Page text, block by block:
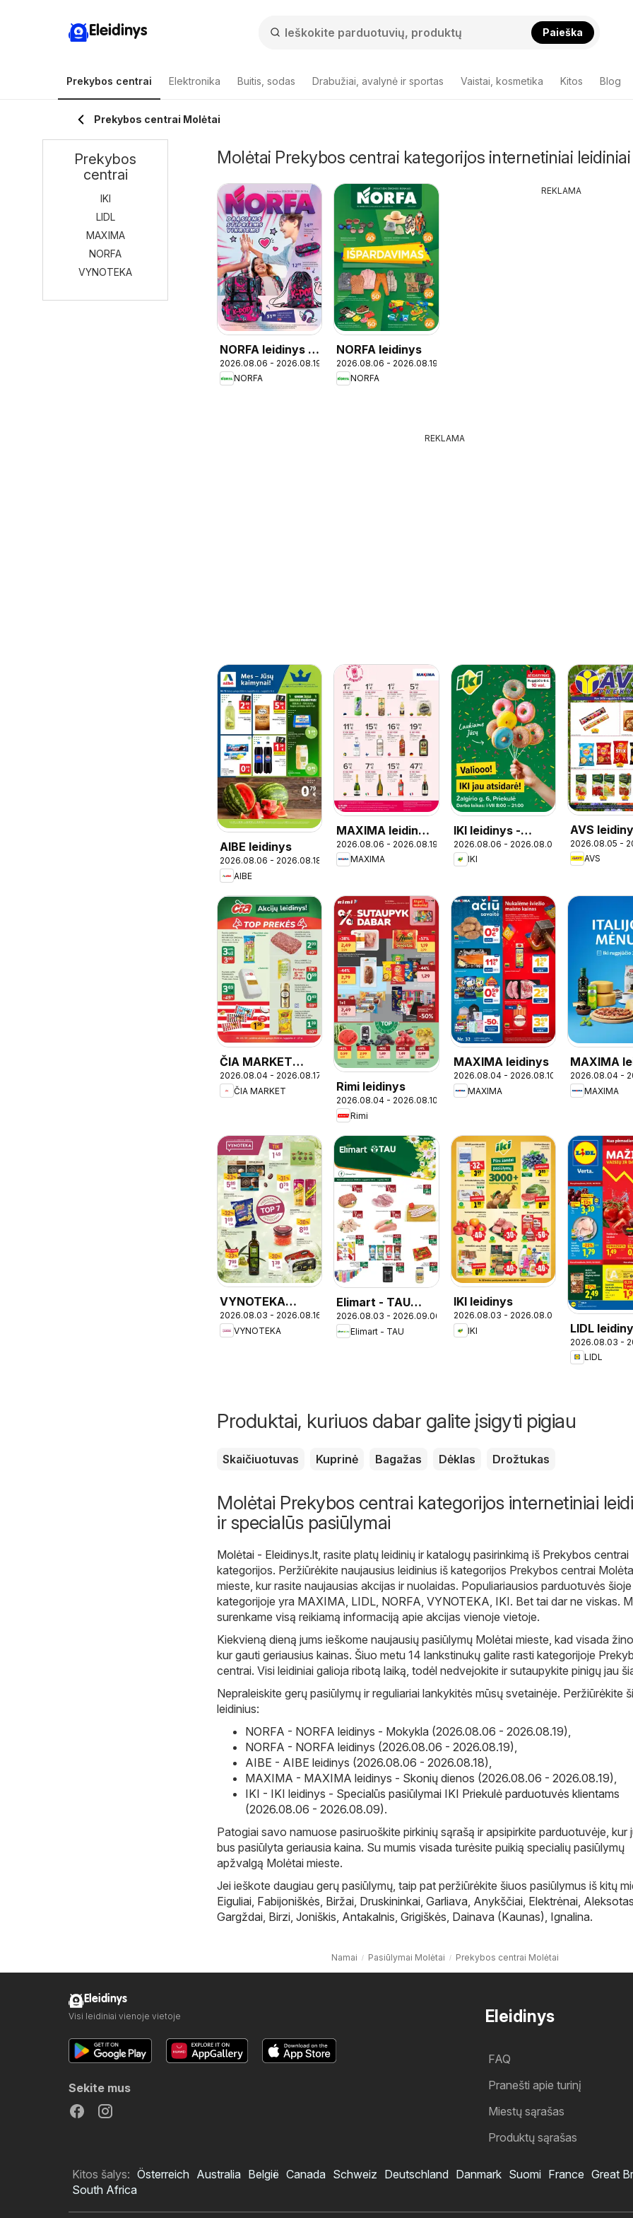
Eleidinys Paieška
Prekybos centrai Elektronika Buitis, sodas Drabužiai, avalynė ir sportas Vaistai, kosmetika Kitos Blog
Prekybos centrai Molėtai
Molėtai Prekybos centrai kategorijos internetiniai leidiniai
NORFA leidinys -
Mokykla
2026.08.06 - 2026.08.19
NORFA
NORFA leidinys
2026.08.06 - 2026.08.19
NORFA
REKLAMA
REKLAMA
AIBE leidinys
2026.08.06 - 2026.08.18
AIBE
MAXIMA leidinys
- Skonių dienos
2026.08.06 - 2026.08.19
MAXIMA
IKI leidinys -
Specialūs
pasiūlymai IKI
parduotuvės
klientams
2026.08.06 - 2026.08.09
IKI
AVS
2026.08.05 -
AVS
ČIA MARKET
leidinys
2026.08.04 - 2026.08.17
ČIA MARKET
Rimi leidinys
2026.08.04 - 2026.08.10
Rimi
MAXIMA leidinys
2026.08.04 - 2026.08.10
MAXIMA
MAXIMA
- Italijos
2026.08.04 -
MAXIMA
VYNOTEKA
leidinys
2026.08.03 - 2026.08.16
VYNOTEKA
Elimart - TAU
leidinys
2026.08.03 - 2026.09.06
Elimart - TAU
IKI leidinys
2026.08.03 - 2026.08.09
IKI
LIDL
2026.08.03 -
LIDL
Produktai, kuriuos dabar galite įsigyti pigiau
Skaičiuotuvas Kuprinė Bagažas Dėklas Drožtukas
Molėtai Prekybos centrai kategorijos internetiniai
ir specialūs pasiūlymai
Molėtai - Eleidinys.lt , rasite platų leidinių ir katalogų pasirinkimą iš Prekybos centrai
kategorijos. Peržiūrėkite naujausius leidinius iš kategorijos Prekybos centrai
mieste, kur rasite naujausias akcijas ir nuolaidas. Populiariausios parduotuvės šioje
kategorijoje yra MAXIMA LIDL NORFA VYNOTEKA IKI. Bet tai dar ne viskas.
surenkame visą reikiamą informaciją apie akcijas vienoje vietoje.
Kiekvieną dieną jums ieškome naujausių pasiūlymų Molėtai mieste, kad visada
kur gauti geriausius kainas. Šiuo metu 14 lankstinukų galite rasti kategorijoje
centrai. Visi leidiniai galioja ribotą laiką, todėl nedvejokite ir sutaupykite pinigų jau
Nepraleiskite gerų pasiūlymų ir reguliariai lankykitės mūsų svetainėje. Peržiūrėkite
leidinius:
NORFA - NORFA leidinys - Mokykla (2026.08.06 - 2026.08.19)
NORFA - NORFA leidinys (2026.08.06 - 2026.08.19)
AIBE - AIBE leidinys (2026.08.06 - 2026.08.18)
MAXIMA - MAXIMA leidinys - Skonių dienos (2026.08.06 - 2026.08.19)
IKI - IKI leidinys - Specialūs pasiūlymai IKI Priekulė parduotuvės klientams
(2026.08.06 - 2026.08.09).
Patogiai savo namuose pasiruoškite pirkinių sąrašą ir apsipirkite parduotuvėje, kur
bus pasiūlyta geriausia kaina. Su mumis visada turėsite puikią specialių pasiūlymų
apžvalgą Molėtai mieste.
Jei ieškote daugiau gerų pasiūlymų, taip pat peržiūrėkite šiuos pasiūlymus iš kitų
Eiguliai Fabijoniškės Biržai Druskininkai Garliava Anykščiai Elektrėnai Aleksotas
Gargždai Birzi Joniškis Antakalnis Grigiškės Dainava (Kaunas) Ignalina.
Namai Pasiūlymai Molėtai Prekybos centrai Molėtai
Prekybos
centrai
IKI
LIDL
MAXIMA
NORFA
VYNOTEKA
Eleidinys
FAQ
Pranešti apie turinį
Miestų sąrašas
Produktų sąrašas
Eleidinys
Visi leidiniai vienoje vietoje
Sekite mus
Kitos šalys: Österreich Australia België Canada Schweiz Deutschland Danmark Suomi France Great
South Africa